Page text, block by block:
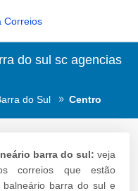
do sul sc agencias
do Sul Centro
barra do sul: veja
correios que estão
barra do sul e